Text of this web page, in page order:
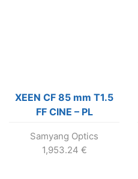
XEEN CF 85 mm T1.5
FF CINE – PL
Samyang Optics
1,953.24 €